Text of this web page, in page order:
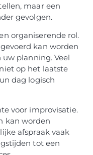
maar een
gevolgen.
organiserende rol.
kan worden
planning. Veel
op het laatste
dag logisch
voor improvisatie.
kan worden
afspraak vaak
tot een